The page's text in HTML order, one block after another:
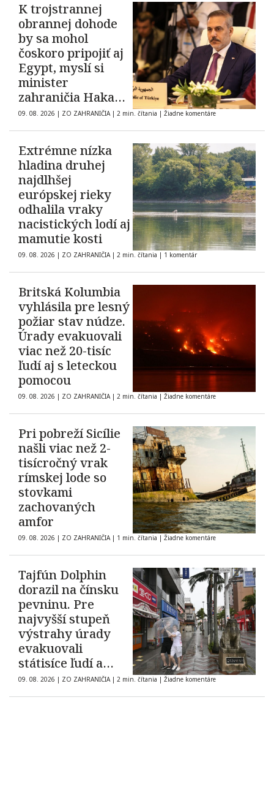
K trojstrannej
obrannej dohode
by sa mohol
čoskoro pripojiť aj
Egypt, myslí si
minister
zahraničia Hakan
Fidan
09. 08. 2026 | ZO ZAHRANIČIA | 2 min. čítania | Žiadne komentáre
Extrémne nízka
hladina druhej
najdlhšej
európskej rieky
odhalila vraky
nacistických lodí aj
mamutie kosti
09. 08. 2026 | ZO ZAHRANIČIA | 2 min. čítania | 1 komentár
Britská Kolumbia
vyhlásila pre lesný
požiar stav núdze.
Úrady evakuovali
viac než 20-tisíc
ľudí aj s leteckou
pomocou
09. 08. 2026 | ZO ZAHRANIČIA | 2 min. čítania | Žiadne komentáre
Pri pobreží Sicílie
našli viac než 2-
tisícročný vrak
rímskej lode so
stovkami
zachovaných
amfor
09. 08. 2026 | ZO ZAHRANIČIA | 1 min. čítania | Žiadne komentáre
Tajfún Dolphin
dorazil na čínsku
pevninu. Pre
najvyšší stupeň
výstrahy úrady
evakuovali
státisíce ľudí a
zrušili tisícky letov
09. 08. 2026 | ZO ZAHRANIČIA | 2 min. čítania | Žiadne komentáre